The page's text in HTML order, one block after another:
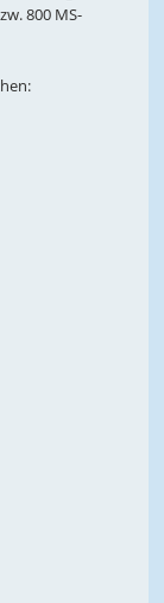
800 MS-